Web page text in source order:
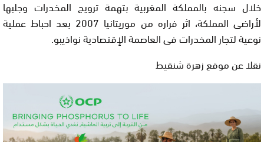
خلال سجنه بالمملكة المغربية بتهمة ترويج المخدرات وجلبها
لأراضى المملكة، اثر فراره من موريتانيا 2007 بعد احباط عملية
نوعية لتجار المخدرات فى العاصمة الإقتصادية نواذيبو.
نقلا عن موقع زهرة شنقيط